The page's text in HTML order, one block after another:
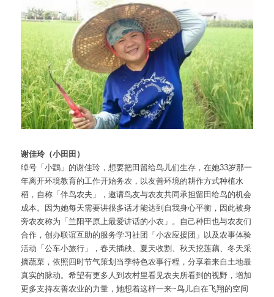
谢佳玲（小田田）
绰号「小鶹」的谢佳玲，想要把田留给鸟儿们生存，在她33岁那一
年离开环境教育的工作开始务农，以友善环境的耕作方式种植水
稻，自称「伴鸟农夫」，邀请鸟友与农友共同承担留田给鸟的机会
成本。因为她每天需要讲很多话才能达到自我身心平衡，因此被身
旁农友称为「兰阳平原上最爱讲话的小农」。自己种田也与农友们
合作，创办联谊互助的服务学习社团「小农应援团」以及农事体验
活动「公车小旅行」，春天插秧、夏天收割、秋天挖莲藕、冬天采
摘蔬菜，依照四时节气策划当季特色农事行程，分享着来自土地最
真实的脉动。希望有更多人到农村里看见农夫所看到的视野，增加
更多支持友善农业的力量，她想着这样一来~鸟儿自在飞翔的空间